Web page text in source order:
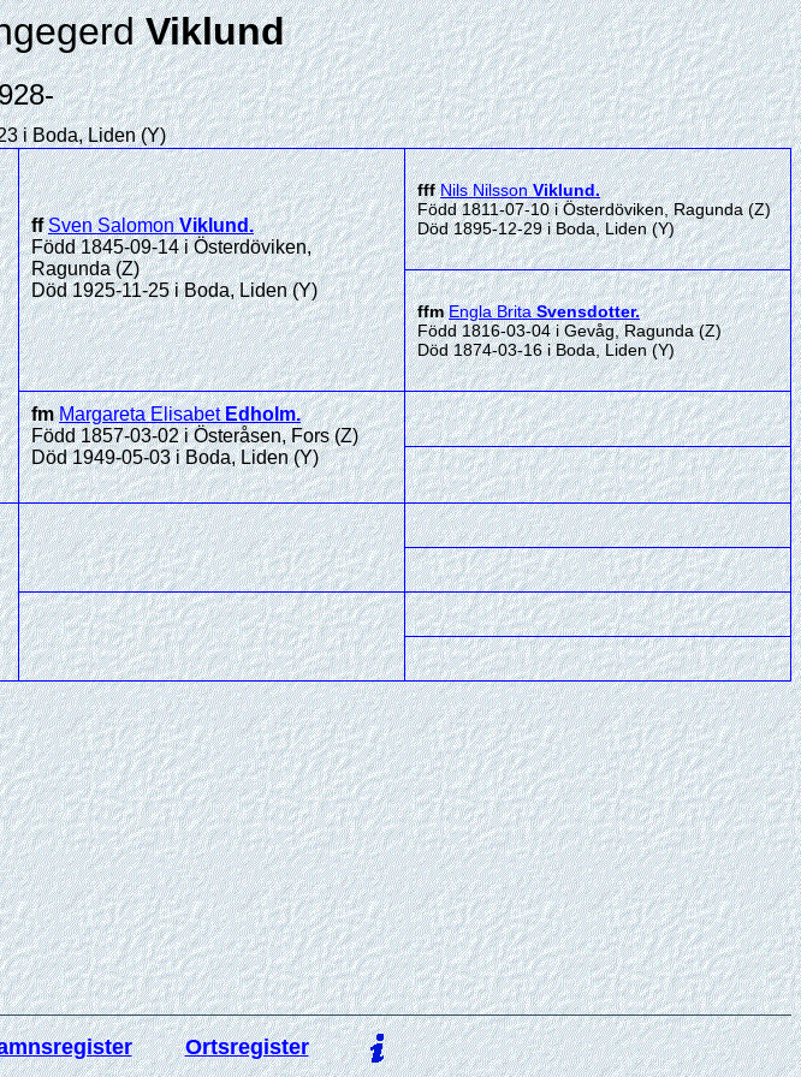
Viklund
i Boda, Liden (Y)
ffSven Salomon Viklund.
Född 1845-09-14 i Österdöviken,
Ragunda (Z)
Död 1925-11-25 i Boda, Liden (Y)
fffNils Nilsson Viklund.
Född 1811-07-10 i Österdöviken, Ragunda (Z)
Död 1895-12-29 i Boda, Liden (Y)
ffmEngla Brita Svensdotter.
Född 1816-03-04 i Gevåg, Ragunda (Z)
Död 1874-03-16 i Boda, Liden (Y)
fmMargareta Elisabet Edholm.
Född 1857-03-02 i Österåsen, Fors (Z)
Död 1949-05-03 i Boda, Liden (Y)
Ortsregister